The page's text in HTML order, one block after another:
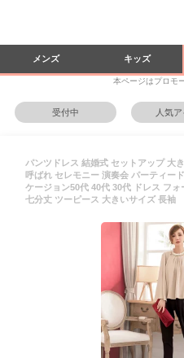
メンズ キッズ
本ページはプロモ
受付中 人気
パンツドレス 結婚式 セットアップ 大
呼ばれ セレモニー 演奏会 パーティー
ケージョン50代 40代 30代 ドレス フ
七分丈 ツーピース 大きいサイズ 長袖